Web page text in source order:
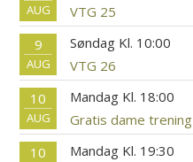
AUG
VTG 25
9
AUG
Søndag Kl. 10:00
VTG 26
10
AUG
Mandag Kl. 18:00
Gratis dame trening
10
Mandag Kl. 19:30